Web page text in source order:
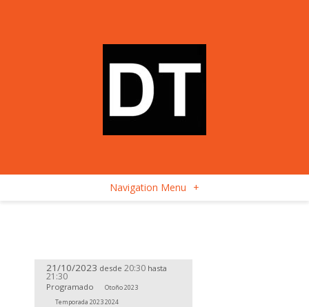
Navigation Menu +
21/10/2023 desde 20:30 hasta
21:30
Programado
Otoño 2023
Temporada 2023 2024